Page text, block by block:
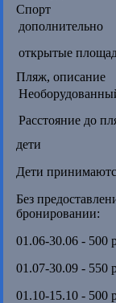
Спорт
дополнительно
открытые
Пляж, описание
Расстояние до
дети
Дети
Без
бронировании:
01.06-30.06 - 500
01.07-30.09 - 550
01.10-15.10 - 500